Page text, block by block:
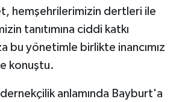
hemşehrilerimizin dertleri ile
tanıtımına ciddi katkı
bu yönetimle birlikte inancımız
konuştu.
dernekçilik anlamında Bayburt'a